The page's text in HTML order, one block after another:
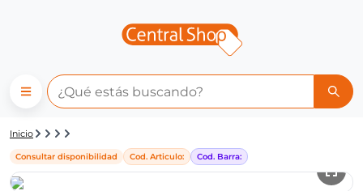
Detalle de producto | Central
Inicio
Consultar disponibilidad Cod. Articulo: Cod. Barra: